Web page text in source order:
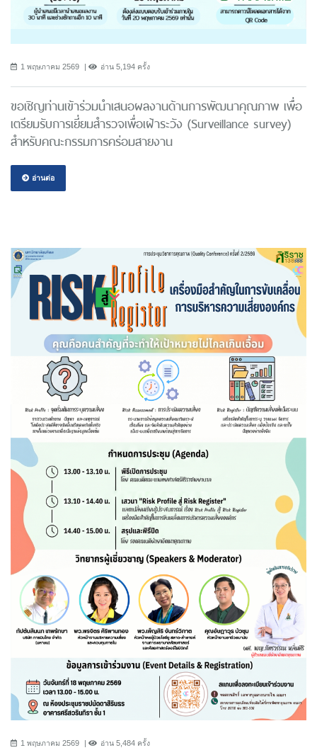
1 พฤษภาคม 2569 อ่าน 5,194 ครั้ง
ขอเชิญท่านเข้าร่วมนำเสนอผลงานด้านการพัฒนาคุณภาพ เพื่อ
เตรียมรับการเยี่ยมสำรวจเพื่อเฝ้าระวัง (Surveillance survey)
สำหรับคณะกรรมการคร่อมสายงาน
อ่านต่อ
1 พฤษภาคม 2569 อ่าน 5,484 ครั้ง